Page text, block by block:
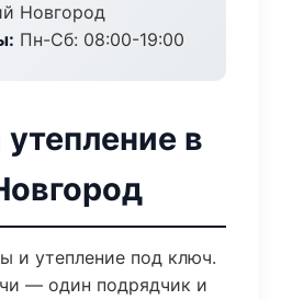
Новгород
Пн-Сб: 08:00-19:00
в
и утепление под ключ.
— один подрядчик и